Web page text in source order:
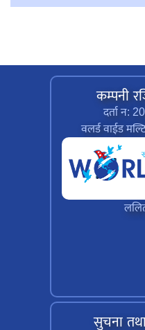
कम्पनी
दर्ता न:
वलर्ड वाईड
सुचना